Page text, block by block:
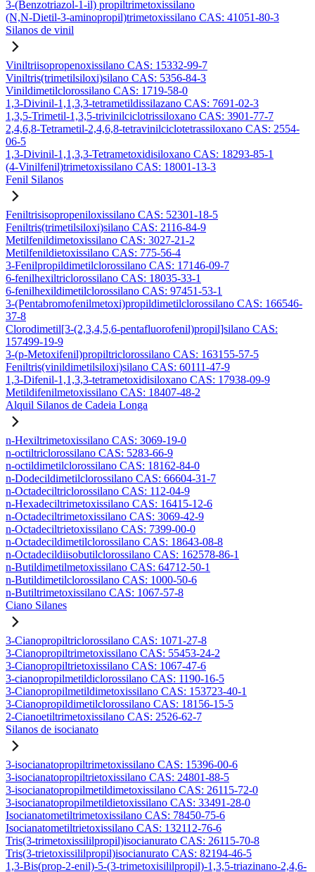
3-(Benzotriazol-1-il) propiltrimetoxissilano
(N,N-Dietil-3-aminopropil)trimetoxissilano CAS: 41051-80-3
Silanos de vinil
Viniltriisopropenoxissilano CAS: 15332-99-7
Viniltris(trimetilsiloxi)silano CAS: 5356-84-3
Vinildimetilclorossilano CAS: 1719-58-0
1,3-Divinil-1,1,3,3-tetrametildissilazano CAS: 7691-02-3
1,3,5-Trimetil-1,3,5-trivinilciclotrissiloxano CAS: 3901-77-7
2,4,6,8-Tetrametil-2,4,6,8-tetravinilciclotetrassiloxano CAS: 2554-
06-5
1,3-Divinil-1,1,3,3-Tetrametoxidisiloxano CAS: 18293-85-1
(4-Vinilfenil)trimetoxissilano CAS: 18001-13-3
Fenil Silanos
Feniltrisisopropeniloxissilano CAS: 52301-18-5
Feniltris(trimetilsiloxi)silano CAS: 2116-84-9
Metilfenildimetoxissilano CAS: 3027-21-2
Metilfenildietoxissilano CAS: 775-56-4
3-Fenilpropildimetilclorossilano CAS: 17146-09-7
6-fenilhexiltriclorossilano CAS: 18035-33-1
6-fenilhexildimetilclorossilano CAS: 97451-53-1
3-(Pentabromofenilmetoxi)propildimetilclorossilano CAS: 166546-
37-8
Clorodimetil[3-(2,3,4,5,6-pentafluorofenil)propil]silano CAS:
157499-19-9
3-(p-Metoxifenil)propiltriclorossilano CAS: 163155-57-5
Feniltris(vinildimetilsiloxi)silano CAS: 60111-47-9
1,3-Difenil-1,1,3,3-tetrametoxidisiloxano CAS: 17938-09-9
Metildifenilmetoxissilano CAS: 18407-48-2
Alquil Silanos de Cadeia Longa
n-Hexiltrimetoxissilano CAS: 3069-19-0
n-octiltriclorossilano CAS: 5283-66-9
n-octildimetilclorossilano CAS: 18162-84-0
n-Dodecildimetilclorossilano CAS: 66604-31-7
n-Octadeciltriclorossilano CAS: 112-04-9
n-Hexadeciltrimetoxissilano CAS: 16415-12-6
n-Octadeciltrimetoxissilano CAS: 3069-42-9
n-Octadeciltrietoxissilano CAS: 7399-00-0
n-Octadecildimetilclorossilano CAS: 18643-08-8
n-Octadecildiisobutilclorossilano CAS: 162578-86-1
n-Butildimetilmetoxissilano CAS: 64712-50-1
n-Butildimetilclorossilano CAS: 1000-50-6
n-Butiltrimetoxissilano CAS: 1067-57-8
Ciano Silanes
3-Cianopropiltriclorossilano CAS: 1071-27-8
3-Cianopropiltrimetoxissilano CAS: 55453-24-2
3-Cianopropiltrietoxissilano CAS: 1067-47-6
3-cianopropilmetildiclorossilano CAS: 1190-16-5
3-Cianopropilmetildimetoxissilano CAS: 153723-40-1
3-Cianopropildimetilclorossilano CAS: 18156-15-5
2-Cianoetiltrimetoxissilano CAS: 2526-62-7
Silanos de isocianato
3-isocianatopropiltrimetoxissilano CAS: 15396-00-6
3-isocianatopropiltrietoxissilano CAS: 24801-88-5
3-isocianatopropilmetildimetoxissilano CAS: 26115-72-0
3-isocianatopropilmetildietoxissilano CAS: 33491-28-0
Isocianatometiltrimetoxissilano CAS: 78450-75-6
Isocianatometiltrietoxissilano CAS: 132112-76-6
Tris(3-trimetoxissililpropil)isocianurato CAS: 26115-70-8
Tris(3-trietoxissililpropil)isocianurato CAS: 82194-46-5
1,3-Bis(prop-2-enil)-5-(3-trimetoxisililpropil)-1,3,5-triazinano-2,4,6-